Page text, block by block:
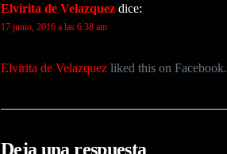
Elvirita de Velazquez dice:
17 junio, 2016 a las 6:38 am
Elvirita de Velazquez liked this on Facebook.
Deja una respuesta